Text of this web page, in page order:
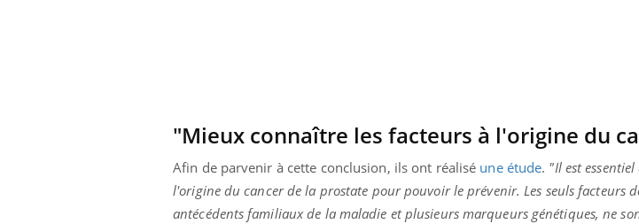
"Mieux connaître les facteurs à l'origine du
Afin de parvenir à cette conclusion, ils ont réalisé une étude. "Il est
l'origine du cancer de la prostate pour pouvoir le prévenir. Les seuls facteurs
antécédents familiaux de la maladie et plusieurs marqueurs génétiques, ne